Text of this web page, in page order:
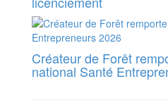
Créateur de Forêt
national Santé